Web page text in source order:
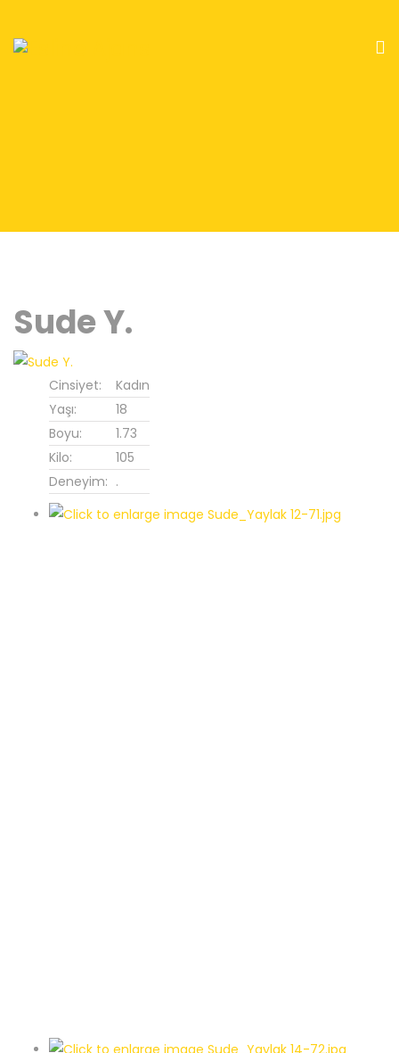
Sude Y.
Cinsiyet:
Kadın
Yaşı:
18
Boyu:
1.73
Kilo:
105
Deneyim: .